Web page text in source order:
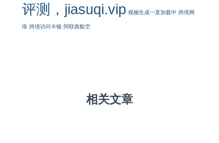
评测，jiasuqi.vip 视频生成一直加载中 跨境网
络 跨境访问卡顿 阿联酋航空
相关文章